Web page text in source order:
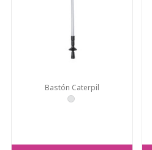
Bastón Caterpil